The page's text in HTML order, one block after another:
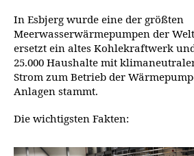
In Esbjerg wurde eine der größten
Meerwasserwärmepumpen der
ersetzt ein altes Kohlekraftwerk
25.000 Haushalte mit
Strom zum Betrieb der
Anlagen stammt.
Die wichtigsten Fakten: